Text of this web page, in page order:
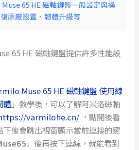
65 HE 磁軸鍵盤一般設定與操
原廠設置、韌體升級等
65 HE 磁軸鍵盤提供許多性能設
Muse 65 HE 磁軸鍵盤 使用線
體」教學後，可以了解阿米洛磁軸
varmilohe.cn/ ，點開後看
下後會跳出視窗顯示當前連接的鍵
」後再按下連線，就能看到